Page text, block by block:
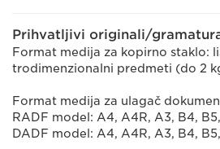
Prihvatljivi originali/
Format medija za kopirno staklo:
trodimenzionalni predmeti (do 2
Format medija za ulagač
RADF model: A4, A4R, A3, B4,
DADF model: A4, A4R, A3, B4,